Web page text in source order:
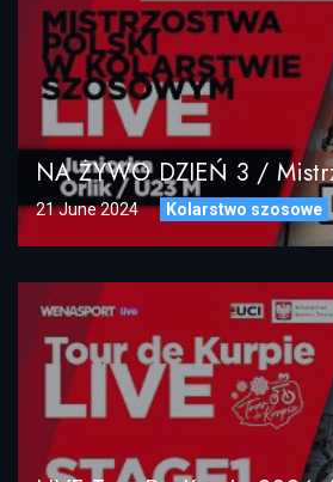
21 June 2024 Kolarstwo szosowe